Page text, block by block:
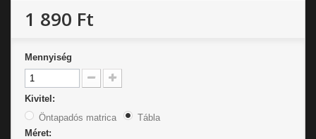
1 890 Ft
Mennyiség
Kivitel:
Öntapadós matrica
Tábla
Méret: